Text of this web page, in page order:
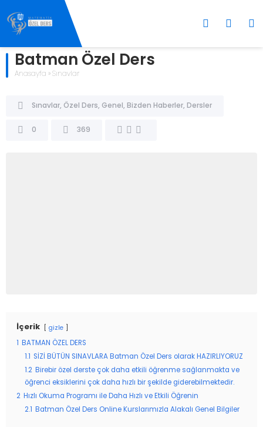
Batman Özel Ders
Anasayfa » Sınavlar
Sınavlar, Özel Ders, Genel , Bizden Haberler, Dersler
0 369
İçerik gizle
BATMAN ÖZEL DERS
1.1
SİZİ BÜTÜN SINAVLARA Batman Özel Ders olarak HAZIRLIYORUZ
1.2 Birebir özel derste çok daha etkili öğrenme sağlanmakta ve
öğrenci eksiklerini çok daha hızlı bir şekilde giderebilmektedir.
2 Hızlı Okuma Programı ile Daha Hızlı ve Etkili Öğrenin
2.1
Batman Özel Ders Online Kurslarımızla Alakalı Genel Bilgiler